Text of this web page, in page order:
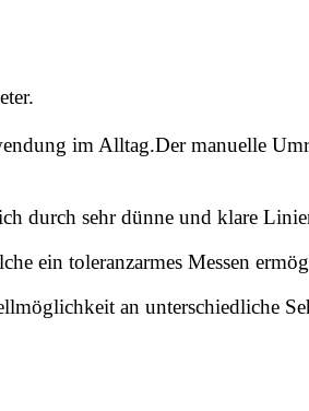
im Alltag.Der manuelle
durch sehr dünne und klare
ein toleranzarmes Messen
an unterschiedliche